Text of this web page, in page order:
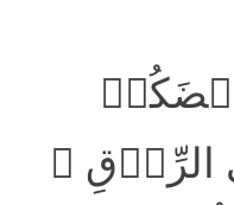
الرِّزۡقِ